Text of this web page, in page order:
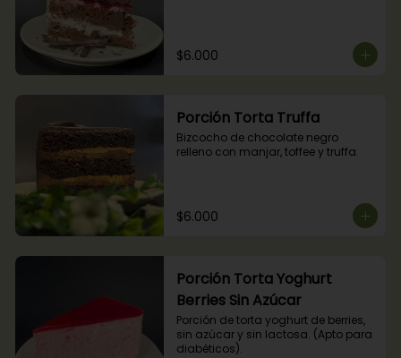
$6.000
Porción Torta Truffa
Bizcocho de chocolate negro
relleno con manjar, toffee y truffa.
$6.000
Porción Torta Yoghurt
Berries Sin Azúcar
Porción de torta yoghurt de berries,
sin azúcar y sin lactosa. (Apto para
diabéticos).